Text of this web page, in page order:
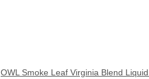
OWL Smoke Leaf Virginia Blend